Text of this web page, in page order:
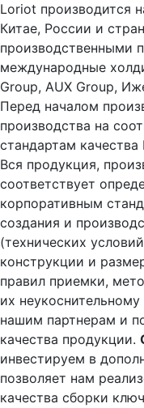
Loriot производится
Китае, России и
производственными
международные
Group, AUX Group,
Перед началом
производства на
стандартам качества
Вся продукция,
соответствует
корпоративным
создания и
(технических
конструкции и
правил приемки,
их
нашим партнерам и
качества продукции.
инвестируем в
позволяет нам
качества сборки